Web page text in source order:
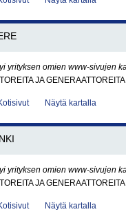
yrityksen omien www-sivujen
JA GENERAATTOREITA
Näytä kartalla
yrityksen omien www-sivujen
JA GENERAATTOREITA
Näytä kartalla